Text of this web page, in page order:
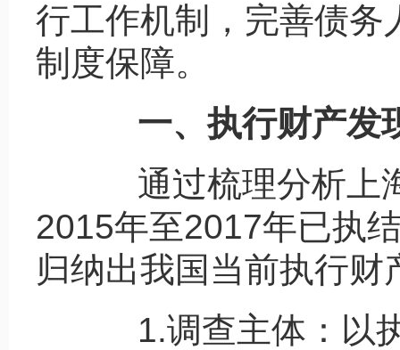
行工作机制，完善债务
制度保障。
一、执行财产发
通过梳理分析上海
2015年至2017年已执
归纳出我国当前执行
1.调查主体：以执